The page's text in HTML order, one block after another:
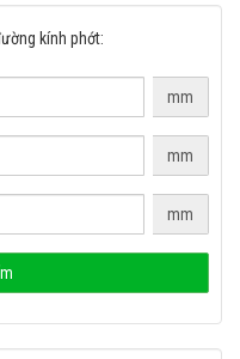
kính phớt:
mm
mm
mm